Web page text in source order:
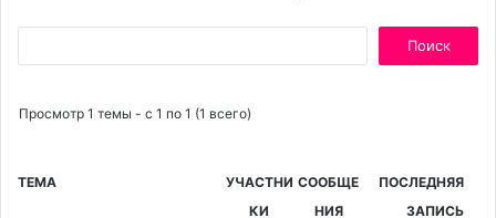
Просмотр 1 темы - с 1 по 1 (1 всего)
ТЕМА
УЧАСТНИ
КИ
СООБЩЕ
НИЯ
ПОСЛЕДНЯЯ
ЗАПИСЬ